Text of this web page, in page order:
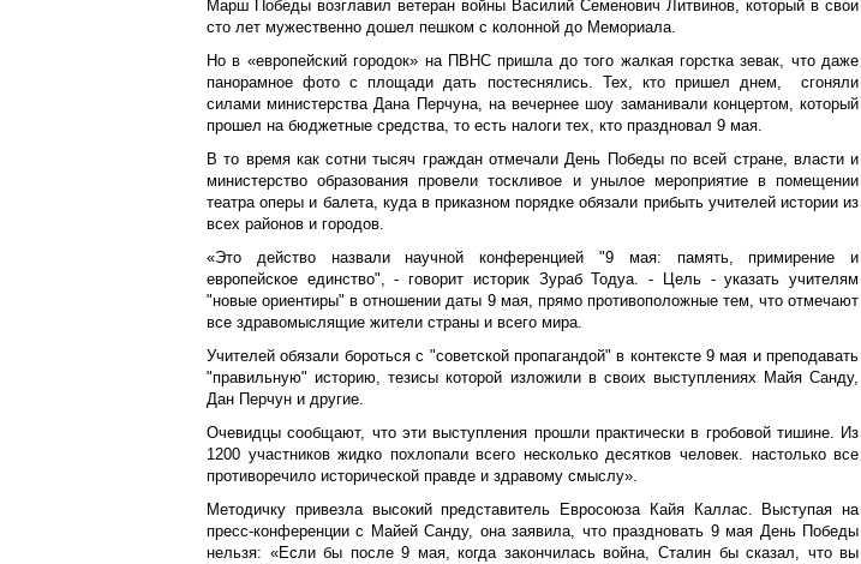
Марш Победы возглавил ветеран войны Василий Семенович Литвинов, который в свои
сто лет мужественно дошел пешком с колонной до Мемориала.
Но в «европейский городок» на ПВНС пришла до того жалкая горстка зевак, что даже
панорамное фото с площади дать постеснялись. Тех, кто пришел днем, сгоняли
силами министерства Дана Перчуна, на вечернее шоу заманивали концертом, который
прошел на бюджетные средства, то есть налоги тех, кто праздновал 9 мая.
В то время как сотни тысяч граждан отмечали День Победы по всей стране, власти и
министерство образования провели тоскливое и унылое мероприятие в помещении
театра оперы и балета, куда в приказном порядке обязали прибыть учителей истории из
всех районов и городов.
«Это действо назвали научной конференцией "9 мая: память, примирение и
европейское единство", - говорит историк Зураб Тодуа. - Цель - указать учителям
"новые ориентиры" в отношении даты 9 мая, прямо противоположные тем, что отмечают
все здравомыслящие жители страны и всего мира.
Учителей обязали бороться с "советской пропагандой" в контексте 9 мая и преподавать
"правильную" историю, тезисы которой изложили в своих выступлениях Майя Санду,
Дан Перчун и другие.
Очевидцы сообщают, что эти выступления прошли практически в гробовой тишине. Из
1200 участников жидко похлопали всего несколько десятков человек. настолько все
противоречило исторической правде и здравому смыслу».
Методичку привезла высокий представитель Евросоюза Кайя Каллас. Выступая на
пресс-конференции с Майей Санду, она заявила, что праздновать 9 мая День Победы
нельзя: «Если бы после 9 мая, когда закончилась война, Сталин бы сказал, что вы